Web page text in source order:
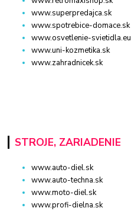
www.superpredajca.sk
www.spotrebice-domace.sk
www.osvetlenie-svietidla.eu
www.uni-kozmetika.sk
www.zahradnicek.sk
STROJE, ZARIADENIE
www.auto-diel.sk
www.auto-techna.sk
www.moto-diel.sk
www.profi-dielna.sk